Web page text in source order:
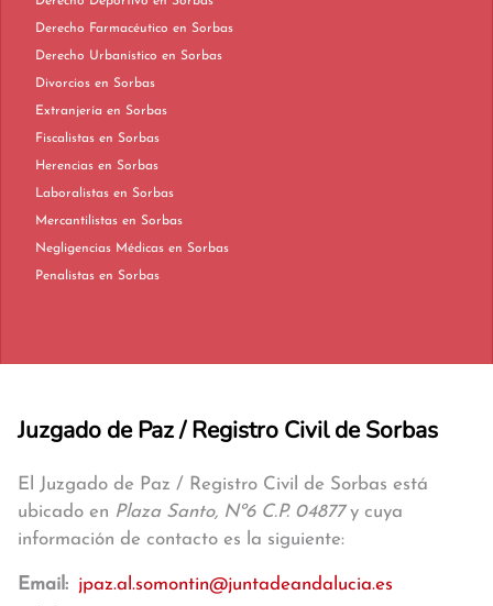
Derecho Farmacéutico en Sorbas
Derecho Urbanístico en Sorbas
Divorcios en Sorbas
Extranjería en Sorbas
Fiscalistas en Sorbas
Herencias en Sorbas
Laboralistas en Sorbas
Mercantilistas en Sorbas
Negligencias Médicas en Sorbas
Penalistas en Sorbas
Juzgado de Paz / Registro Civil de Sorbas
El Juzgado de Paz / Registro Civil de Sorbas está
ubicado en Plaza Santo, Nº6 C.P. 04877y cuya
información de contacto es la siguiente:
Email: jpaz.al.somontin@juntadeandalucia.es